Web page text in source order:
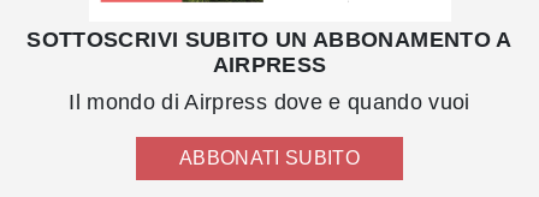
SOTTOSCRIVI SUBITO UN ABBONAMENTO A
AIRPRESS
Il mondo di Airpress dove e quando vuoi
ABBONATI SUBITO